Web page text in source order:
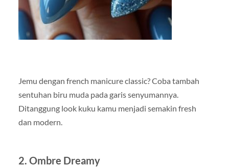
Jemu dengan french manicure classic? Coba tambah
sentuhan biru muda pada garis senyumannya.
Ditanggung look kuku kamu menjadi semakin fresh
dan modern.
2. Ombre Dreamy